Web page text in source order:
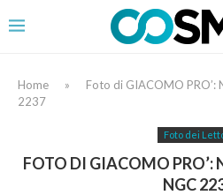
Home »
Foto di GIACOMO PRO’:
2237
Foto dei
FOTO DI GIACOMO PRO’:
NGC